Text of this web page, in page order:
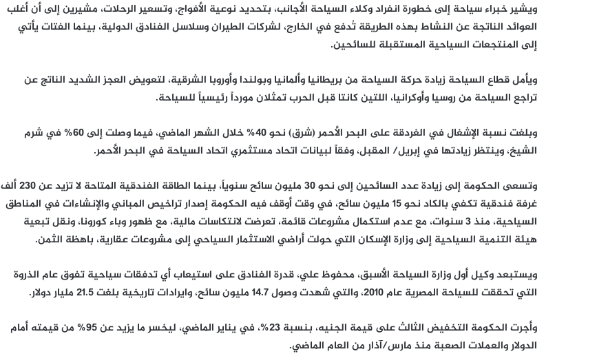
ويشير خبراء سياحة إلى خطورة انفراد وكلاء السياحة الأجانب، بتحديد نوعية الأفواج، وتسعير الرحلات، مشيرين إلى أن أغلب
العوائد الناتجة عن النشاط بهذه الطريقة تُدفع في الخارج، لشركات الطيران وسلاسل الفنادق الدولية، بينما الفتات يأتي
إلى المنتجعات السياحية المستقبلة للسائحين.
ويأمل قطاع السياحة زيادة حركة السياحة من بريطانيا وألمانيا وبولندا وأوروبا الشرقية، لتعويض العجز الشديد الناتج عن
تراجع السياحة من روسيا وأوكرانيا، اللتين كانتا قبل الحرب تمثلان مورداً رئيسياً للسياحة.
وبلغت نسبة الإشغال في الغردقة على البحر الأحمر (شرق) نحو 40% خلال الشهر الماضي، فيما وصلت إلى 60% في شرم
الشيخ، وينتظر زيادتها في إبريل/ المقبل، وفقاً لبيانات اتحاد مستثمري اتحاد السياحة في البحر الأحمر.
وتسعى الحكومة إلى زيادة عدد السائحين إلى نحو 30 مليون سائح سنوياً، بينما الطاقة الفندقية المتاحة لا تزيد عن 230 ألف
غرفة فندقية تكفي بالكاد نحو 15 مليون سائح، في وقت أوقف فيه الحكومة إصدار تراخيص المباني والإنشاءات في المناطق
السياحية، منذ 3 سنوات، مع عدم استكمال مشروعات قائمة، تعرضت لانتكاسات مالية، مع ظهور وباء كورونا، ونقل تبعية
هيئة التنمية السياحية إلى وزارة الإسكان التي حولت أراضي الاستثمار السياحي إلى مشروعات عقارية، باهظة الثمن.
ويستبعد وكيل أول وزارة السياحة الأسبق، محفوظ علي، قدرة الفنادق على استيعاب أي تدفقات سياحية تفوق عام الذروة
التي تحققت للسياحة المصرية عام 2010، والتي شهدت وصول 14.7 مليون سائح، وايرادات تاريخية بلغت 21.5 مليار دولار.
وأجرت الحكومة التخفيض الثالث على قيمة الجنيه، بنسبة 23%، في يناير الماضي، ليخسر ما يزيد عن 95% من قيمته أمام
الدولار والعملات الصعبة منذ مارس/آذار من العام الماضي.